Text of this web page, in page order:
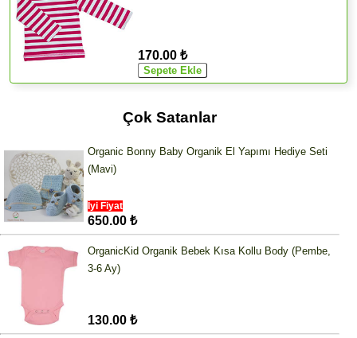
170.00 ₺
Çok Satanlar
Organic Bonny Baby Organik El Yapımı Hediye Seti
(Mavi)
İyi Fiyat
650.00 ₺
OrganicKid Organik Bebek Kısa Kollu Body (Pembe,
3-6 Ay)
130.00 ₺